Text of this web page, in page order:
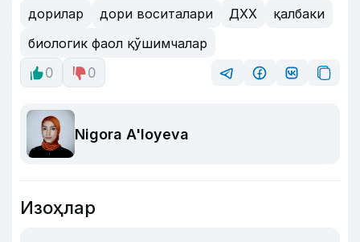
дорилар дори воситалари ДХХ
қалбаки
биологик фаол қўшимчалар
0
0
Nigora A'loyeva
Изоҳлар